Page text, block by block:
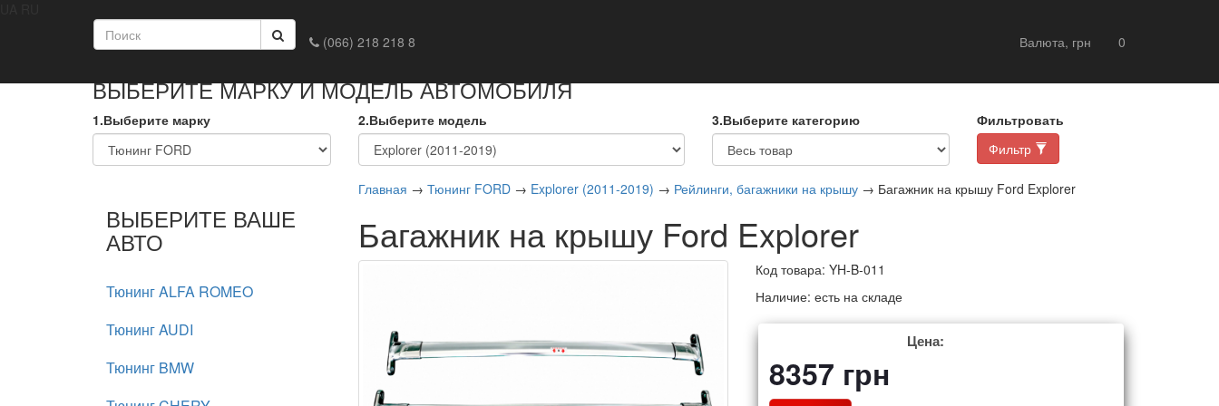
(066) 218 218 8
Валюта, грн 0
Доставка и оплата Обмен и возврат Контакты
ВЫБЕРИТЕ МАРКУ И МОДЕЛЬ АВТОМОБИЛЯ
1.Выберите марку 2.Выберите модель 3.Выберите категорию
Фильтровать
Фильтр
ВЫБЕРИТЕ ВАШЕ
АВТО
Тюнинг ALFA ROMEO
Тюнинг AUDI
Тюнинг BMW
Главная → Тюнинг FORD→ Explorer (2011-2019) → Рейлинги, багажники на крышу→ Багажник на крышу Ford Explorer
Багажник на крышу Ford Explorer
Код товара:YH-B-011
Наличие:есть на складе
Цена:
8357 грн